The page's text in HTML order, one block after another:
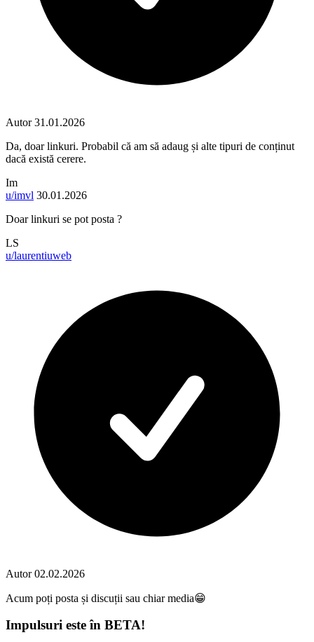
Autor 31.01.2026
Da, doar linkuri. Probabil că am să adaug și alte tipuri de conținut
dacă există cerere.
Im
u/imvl 30.01.2026
Doar linkuri se pot posta ?
LS
u/laurentiuweb
Autor 02.02.2026
Acum poți posta și discuții sau chiar media😁
Impulsuri este în BETA!